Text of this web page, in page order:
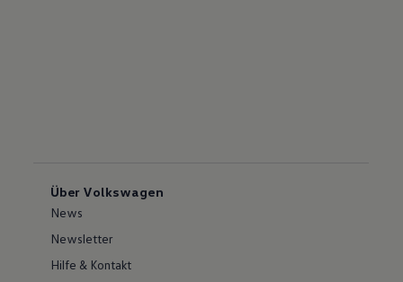
Über Volkswagen
News
Newsletter
Hilfe & Kontakt